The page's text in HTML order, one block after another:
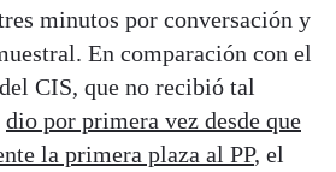
minutos por conversación y
En comparación con el
CIS, que no recibió tal
dio por primera vez desde que
la primera plaza al PP, el